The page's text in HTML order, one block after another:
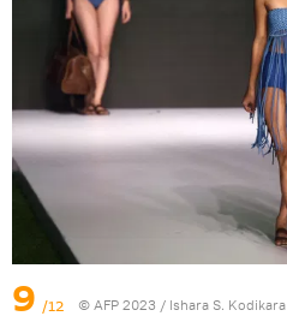
9 /12 © AFP 2023 / Ishara S. Kodikara